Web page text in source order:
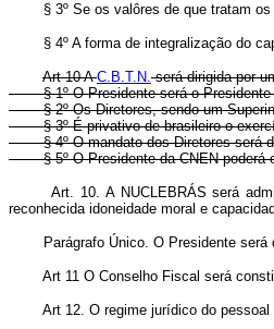
§ 3º Se os valôres de que tratam os
§ 4º A forma de integralização do
Art 10 AC.B.T.N.será dirigida por
§ 1º O Presidente será o
§ 2º Os Diretores, sendo um
§ 3º É privativo de brasileiro o
§ 4º O mandato dos Diretores será
§ 5º O Presidente da CNEN
Art. 10. A NUCLEBRÁS será
reconhecida idoneidade moral e
Parágrafo Único. O Presidente será
Art 11 O Conselho Fiscal será
Art 12. O regime jurídico do pessoal